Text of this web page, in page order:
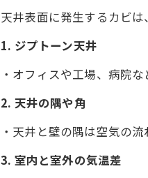
天井表面に発生するカビ
1. ジプトーン天井
・オフィスや工場、病院
2. 天井の隅や角
・天井と壁の隅は空気の
3. 室内と室外の気温差